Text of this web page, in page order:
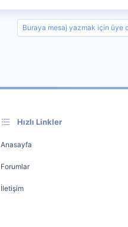
Buraya mesaj yazmak için üye
Hızlı Linkler
Anasayfa
Forumlar
İletişim